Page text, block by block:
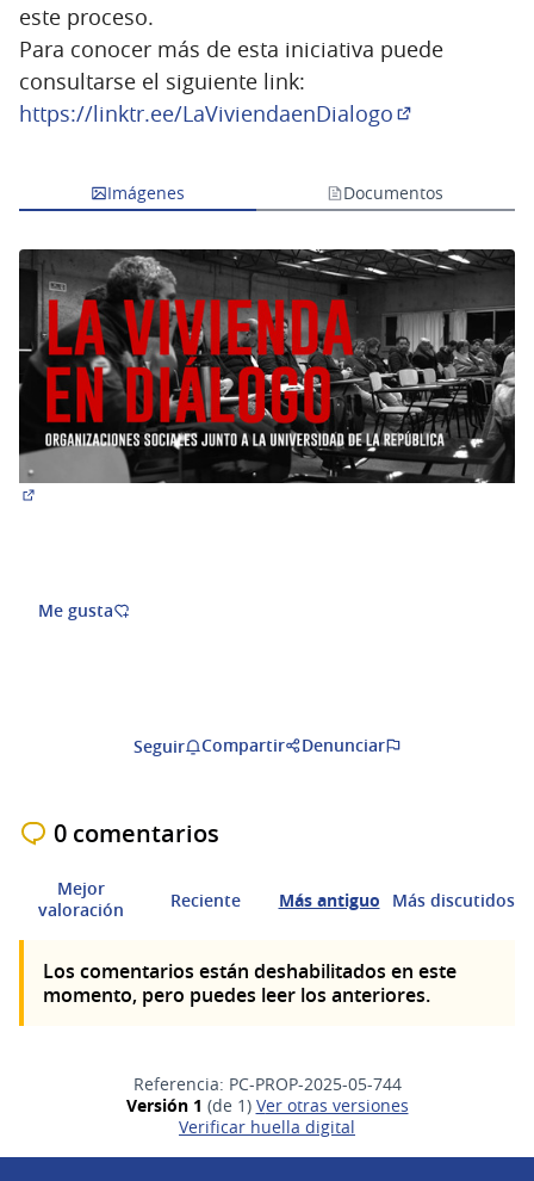
este proceso.
Para conocer más de esta iniciativa puede
consultarse el siguiente link:
https://linktr.ee/LaViviendaenDialogo
Imágenes Documentos
Me gusta
Seguir Compartir Denunciar
0 comentarios
Mejor
valoración
Reciente Más antiguo Más discutidos
Los comentarios están deshabilitados en este
momento, pero puedes leer los anteriores.
Referencia: PC-PROP-2025-05-744
Versión 1 (de 1)
ver otras versiones
Verificar huella digital